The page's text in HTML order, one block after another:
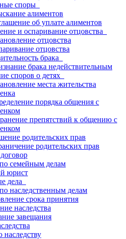
споры
алиментов
об уплате алиментов
и оспаривание отцовства
отцовства
отцовства
брака
брака недействительным
споров о детях
места жительства
порядка общения с
препятствий к общению с
родительских прав
родительских прав
семейным делам
юрист
дела
наследственным делам
срока принятия
наследства
завещания